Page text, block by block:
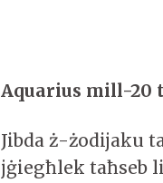
Aquarius mill-20
Jibda ż-żodijaku
jġiegħlek taħseb